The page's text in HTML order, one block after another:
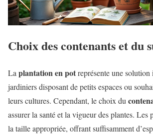
Choix des contenants et du
La plantation en potreprésente une
jardiniers disposant de petits espaces ou
leurs cultures. Cependant, le choix du
assurer la santé et la vigueur des plantes. Les
la taille appropriée, offrant suffisamment